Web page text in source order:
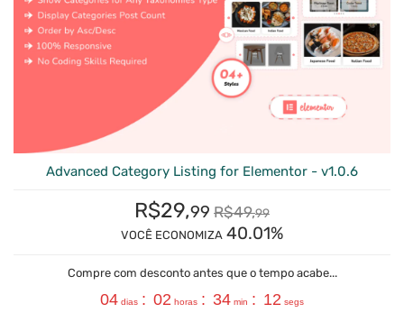
Advanced Category Listing for Elementor - v1.0.6
R$29,99 R$49,99
VOCÊ ECONOMIZA 40.01%
Compre com desconto antes que o tempo acabe...
04 dias : 02 horas : 34 min : 11 segs